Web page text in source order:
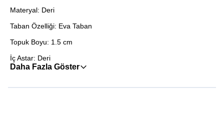
Materyal: Deri
Taban Özelliği: Eva Taban
Topuk Boyu: 1.5 cm
İç Astar: Deri
Daha Fazla Göster